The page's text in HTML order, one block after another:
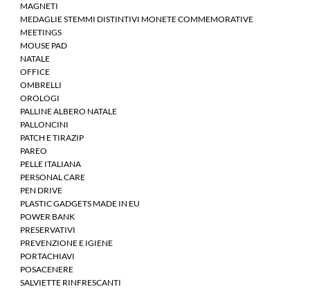
MAGNETI
MEDAGLIE STEMMI DISTINTIVI MONETE COMMEMORATIVE
MEETINGS
MOUSE PAD
NATALE
OFFICE
OMBRELLI
OROLOGI
PALLINE ALBERO NATALE
PALLONCINI
PATCH E TIRAZIP
PAREO
PELLE ITALIANA
PERSONAL CARE
PEN DRIVE
PLASTIC GADGETS MADE IN EU
POWER BANK
PRESERVATIVI
PREVENZIONE E IGIENE
PORTACHIAVI
POSACENERE
SALVIETTE RINFRESCANTI